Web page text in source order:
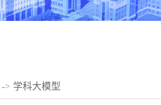
-> 学科大模型